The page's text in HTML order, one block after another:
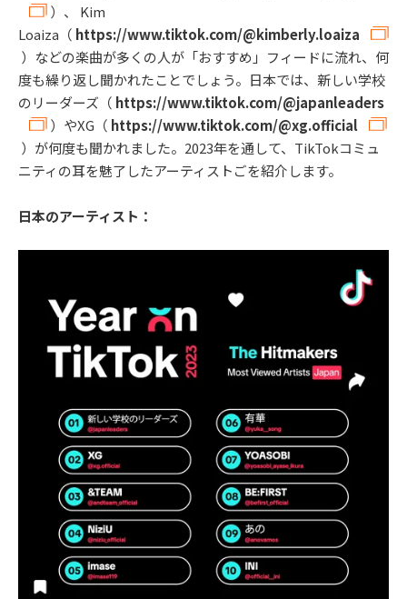
）、 Kim
Loaiza（ https://www.tiktok.com/@kimberly.loaiza
）などの楽曲が多くの人が「おすすめ」フィードに流れ、何
度も繰り返し聞かれたことでしょう。日本では、新しい学校
のリーダーズ（ https://www.tiktok.com/@japanleaders
）やXG（ https://www.tiktok.com/@xg.official
）が何度も聞かれました。2023年を通して、TikTokコミュ
ニティの耳を魅了したアーティストごを紹介します。
日本のアーティスト：